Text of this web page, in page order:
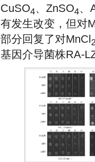
CuSO4、ZnSO4、
有发生改变，但对
部分回复了对MnCl
基因介导菌株RA-